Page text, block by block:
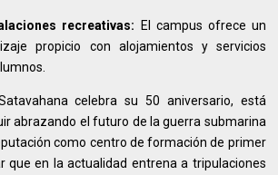
recreativas: El campus ofrece un
propicio con alojamientos y servicios
celebra su 50 aniversario, está
abrazando el futuro de la guerra submarina
como centro de formación de primer
que en la actualidad entrena a tripulaciones